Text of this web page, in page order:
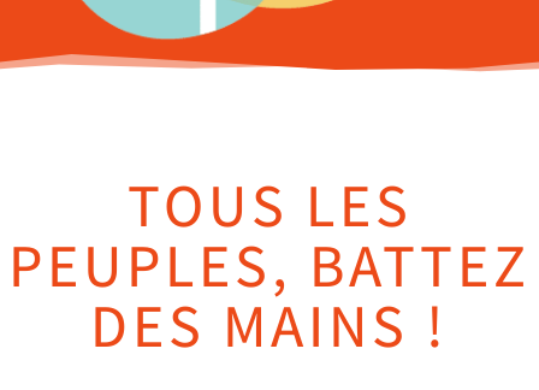
TOUS LES
PEUPLES, BATTEZ
DES MAINS !